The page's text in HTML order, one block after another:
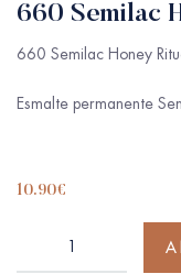
660 Semilac
660 Semilac Honey
Esmalte permanente
10.90€